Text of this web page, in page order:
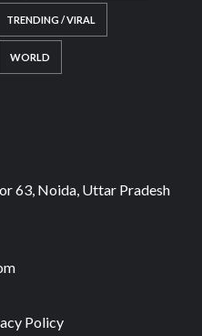
TRENDING / VIRAL
WORLD
63, Noida, Uttar Pradesh
Policy